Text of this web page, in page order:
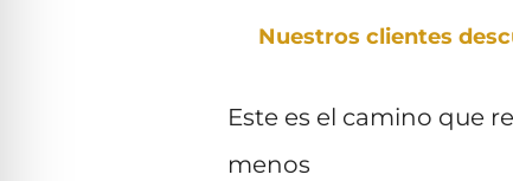
Nuestros clientes
Este es el camino que
menos